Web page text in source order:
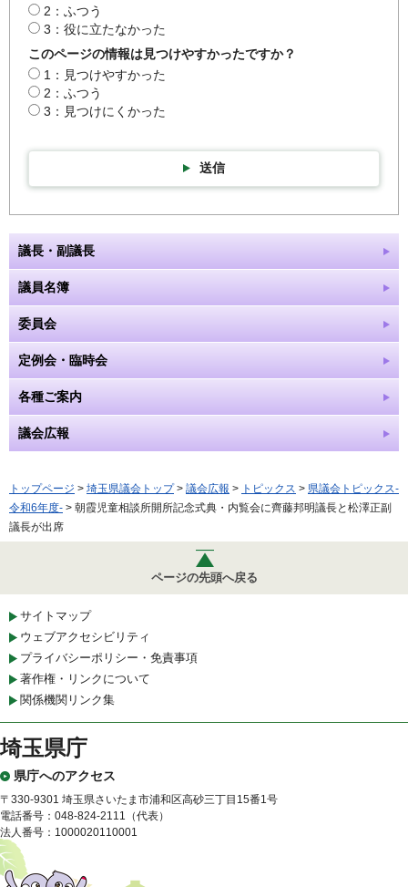
2：ふつう
3：役に立たなかった
このページの情報は見つけやすかったですか？
1：見つけやすかった
2：ふつう
3：見つけにくかった
送信
議長・副議長
議員名簿
委員会
定例会・臨時会
各種ご案内
議会広報
トップページ > 埼玉県議会トップ> 議会広報 > トピックス > 県議会トピックス-
令和6年度- > 朝霞児童相談所開所記念式典・内覧会に齊藤邦明議長と松澤正副
議長が出席
ページの先頭へ戻る
サイトマップ
ウェブアクセシビリティ
プライバシーポリシー・免責事項
著作権・リンクについて
関係機関リンク集
埼玉県庁
県庁へのアクセス
〒330-9301 埼玉県さいたま市浦和区高砂三丁目15番1号
電話番号：048-824-2111（代表）
法人番号：1000020110001